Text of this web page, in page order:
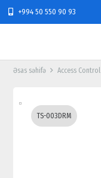
+994 50 550 90 93
Əsas səhifə Access Control
TS-003DRM